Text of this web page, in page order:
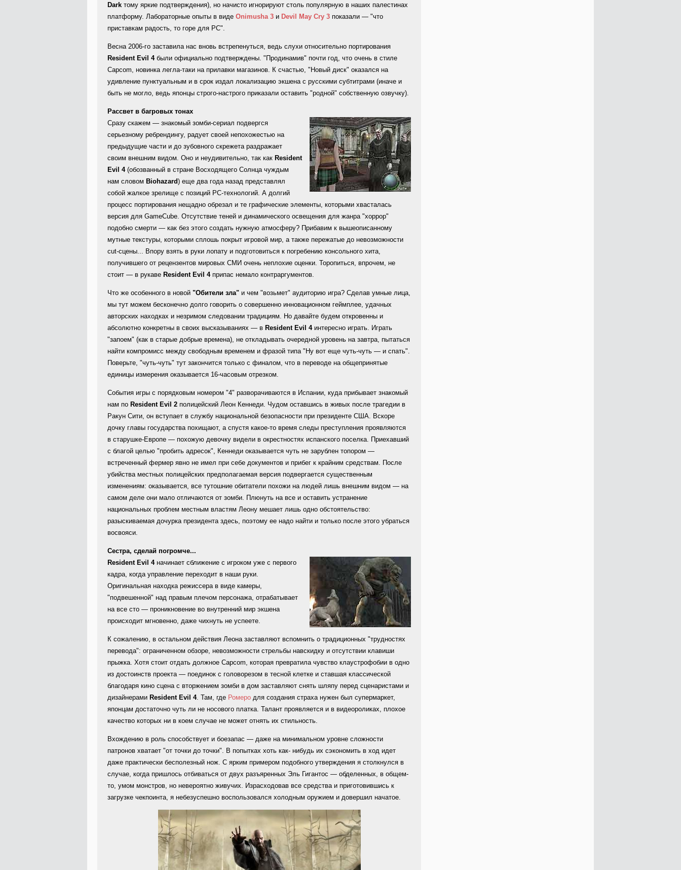
Dark тому яркие подтверждения), но начисто игнорируют столь популярную в наших палестинах
платформу. Лабораторные опыты в виде Onimusha 3 и Devil May Cry 3 показали — "что
приставкам радость, то горе для PC".
Весна 2006-го заставила нас вновь встрепенуться, ведь слухи относительно портирования
Resident Evil 4были официально подтверждены. "Продинамив" почти год, что очень в стиле
Capcom, новинка легла-таки на прилавки магазинов. К счастью, "Новый диск" оказался на
удивление пунктуальным и в срок издал локализацию экшена с русскими субтитрами (иначе и
быть не могло, ведь японцы строго-настрого приказали оставить "родной" собственную озвучку).
Рассвет в багровых тонах
Сразу скажем — знакомый зомби-сериал подвергся
серьезному ребрендингу, радует своей непохожестью на
предыдущие части и до зубовного скрежета раздражает
своим внешним видом. Оно и неудивительно, так как Resident
Evil 4(обозванный в стране Восходящего Солнца чуждым
нам словом Biohazard) еще два года назад представлял
собой жалкое зрелище с позиций PC-технологий. А долгий
процесс портирования нещадно обрезал и те графические элементы, которыми хвасталась
версия для GameCube. Отсутствие теней и динамического освещения для жанра "хоррор"
подобно смерти — как без этого создать нужную атмосферу? Прибавим к вышеописанному
мутные текстуры, которыми сплошь покрыт игровой мир, а также пережатые до невозможности
cut-сцены... Впору взять в руки лопату и подготовиться к погребению консольного хита,
получившего от рецензентов мировых СМИ очень неплохие оценки. Торопиться, впрочем, не
стоит — в рукаве Resident Evil 4припас немало контраргументов.
Что же особенного в новой "Обители зла" и чем "возьмет" аудиторию игра? Сделав умные лица,
мы тут можем бесконечно долго говорить о совершенно инновационном геймплее, удачных
авторских находках и незримом следовании традициям. Но давайте будем откровенны и
абсолютно конкретны в своих высказываниях — в Resident Evil 4интересно играть. Играть
"запоем" (как в старые добрые времена), не откладывать очередной уровень на завтра, пытаться
найти компромисс между свободным временем и фразой типа "Ну вот еще чуть-чуть — и спать".
Поверьте, "чуть-чуть" тут закончится только с финалом, что в переводе на общепринятые
единицы измерения оказывается 16-часовым отрезком.
События игры с порядковым номером "4" разворачиваются в Испании, куда прибывает знакомый
нам по Resident Evil 2 полицейский Леон Кеннеди. Чудом оставшись в живых после трагедии в
Ракун Сити, он вступает в службу национальной безопасности при президенте США. Вскоре
дочку главы государства похищают, а спустя какое-то время следы преступления проявляются
в старушке-Европе — похожую девочку видели в окрестностях испанского поселка. Приехавший
с благой целью "пробить адресок", Кеннеди оказывается чуть не зарублен топором —
встреченный фермер явно не имел при себе документов и прибег к крайним средствам. После
убийства местных полицейских предполагаемая версия подвергается существенным
изменениям: оказывается, все тутошние обитатели похожи на людей лишь внешним видом — на
самом деле они мало отличаются от зомби. Плюнуть на все и оставить устранение
национальных проблем местным властям Леону мешает лишь одно обстоятельство:
разыскиваемая дочурка президента здесь, поэтому ее надо найти и только после этого убраться
восвояси.
Сестра, сделай погромче...
Resident Evil 4начинает сближение с игроком уже с первого
кадра, когда управление переходит в наши руки.
Оригинальная находка режиссера в виде камеры,
"подвешенной" над правым плечом персонажа, отрабатывает
на все сто — проникновение во внутренний мир экшена
происходит мгновенно, даже чихнуть не успеете.
К сожалению, в остальном действия Леона заставляют вспомнить о традиционных "трудностях
перевода": ограниченном обзоре, невозможности стрельбы навскидку и отсутствии клавиши
прыжка. Хотя стоит отдать должное Capcom, которая превратила чувство клаустрофобии в одно
из достоинств проекта — поединок с головорезом в тесной клетке и ставшая классической
благодаря кино сцена с вторжением зомби в дом заставляют снять шляпу перед сценаристами и
дизайнерами Resident Evil 4. Там, где Ромеро для создания страха нужен был супермаркет,
японцам достаточно чуть ли не носового платка. Талант проявляется и в видеороликах, плохое
качество которых ни в коем случае не может отнять их стильность.
Вхождению в роль способствует и боезапас — даже на минимальном уровне сложности
патронов хватает "от точки до точки". В попытках хоть как- нибудь их сэкономить в ход идет
даже практически бесполезный нож. С ярким примером подобного утверждения я столкнулся в
случае, когда пришлось отбиваться от двух разъяренных Эль Гигантос — обделенных, в общем-
то, умом монстров, но невероятно живучих. Израсходовав все средства и приготовившись к
загрузке чекпоинта, я небезуспешно воспользовался холодным оружием и довершил начатое.